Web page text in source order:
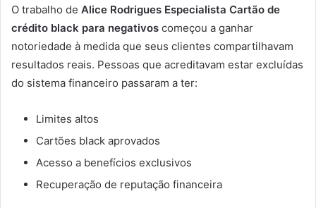
O trabalho de Alice Rodrigues Especialista Cartão de
crédito black para negativos começou a ganhar
notoriedade à medida que seus clientes compartilhavam
resultados reais. Pessoas que acreditavam estar excluídas
do sistema financeiro passaram a ter:
Limites altos
Cartões black aprovados
Acesso a benefícios exclusivos
Recuperação de reputação financeira